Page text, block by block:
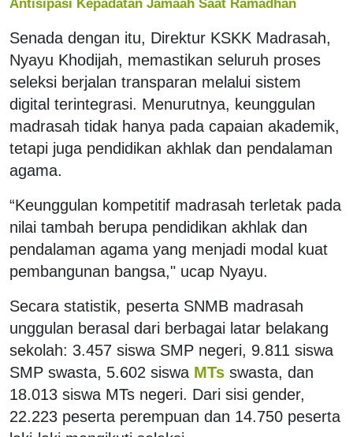
Senada dengan itu, Direktur KSKK Madrasah,
Nyayu Khodijah, memastikan seluruh proses
seleksi berjalan transparan melalui sistem
digital terintegrasi. Menurutnya, keunggulan
madrasah tidak hanya pada capaian akademik,
tetapi juga pendidikan akhlak dan pendalaman
agama.
“Keunggulan kompetitif madrasah terletak pada
nilai tambah berupa pendidikan akhlak dan
pendalaman agama yang menjadi modal kuat
pembangunan bangsa," ucap Nyayu.
Secara statistik, peserta SNMB madrasah
unggulan berasal dari berbagai latar belakang
sekolah: 3.457 siswa SMP negeri, 9.811 siswa
SMP swasta, 5.602 siswa MTs swasta, dan
18.013 siswa MTs negeri. Dari sisi gender,
22.223 peserta perempuan dan 14.750 peserta